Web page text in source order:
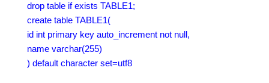
drop table if exists TABLE1;
create table TABLE1(
id int primary key auto_increment not null,
name varchar(255)
) default character set=utf8